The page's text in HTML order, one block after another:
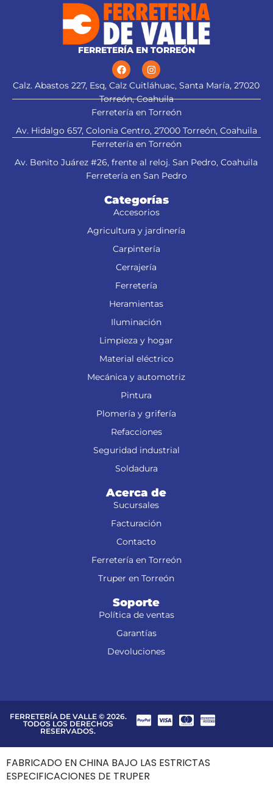
FERRETERÍA EN TORREÓN
Calz. Abastos 227, Esq, Calz Cuitláhuac, Santa María, 27020
Torreón, Coahuila
Ferretería en Torreón
Av. Hidalgo 657, Colonia Centro, 27000 Torreón, Coahuila
Ferretería en Torreón
Av. Benito Juárez #26, frente al reloj. San Pedro, Coahuila
Ferretería en San Pedro
Categorías
Accesorios
Agricultura y jardinería
Carpintería
Cerrajería
Ferretería
Heramientas
Iluminación
Limpieza y hogar
Material eléctrico
Mecánica y automotriz
Pintura
Plomería y grifería
Refacciones
Seguridad industrial
Soldadura
Acerca de
Sucursales
Facturación
Contacto
Ferretería en Torreón
Truper en Torreón
Soporte
Política de ventas
Garantías
Devoluciones
FERRETERÍA DE VALLE © 2026.
TODOS LOS DERECHOS
RESERVADOS.
FABRICADO EN CHINA BAJO LAS ESTRICTAS
ESPECIFICACIONES DE TRUPER